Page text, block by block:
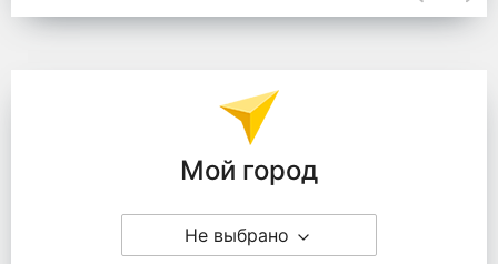
Мой город
Не выбрано